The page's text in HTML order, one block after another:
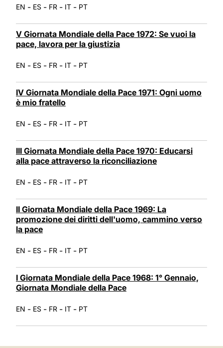
EN - ES - FR - IT - PT
V Giornata Mondiale della Pace 1972: Se vuoi la
pace, lavora per la giustizia
EN - ES - FR - IT - PT
IV Giornata Mondiale della Pace 1971: Ogni uomo
è mio fratello
EN - ES - FR - IT - PT
III Giornata Mondiale della Pace 1970: Educarsi
alla pace attraverso la riconciliazione
EN - ES - FR - IT - PT
II Giornata Mondiale della Pace 1969: La
promozione dei diritti dell'uomo, cammino verso
la pace
EN - ES - FR - IT - PT
I Giornata Mondiale della Pace 1968: 1° Gennaio,
Giornata Mondiale della Pace
EN - ES - FR - IT - PT